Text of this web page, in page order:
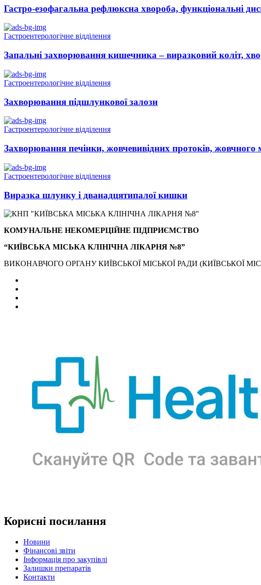
Гастро-езофагальна рефлюксна хвороба, функціональні
Гастроентерологічне відділення
Запальні захворювання кишечника – виразковий коліт,
Гастроентерологічне відділення
Захворювання підшлункової залози
Гастроентерологічне відділення
Захворювання печінки, жовчевивідних протоків, жовчного
Гастроентерологічне відділення
Виразка шлунку і дванадцятипалої кишки
КОМУНАЛЬНЕ НЕКОМЕРЦІЙНЕ ПІДПРИЄМСТВО
“КИЇВСЬКА МІСЬКА КЛІНІЧНА ЛІКАРНЯ №8”
ВИКОНАВЧОГО ОРГАНУ КИЇВСЬКОЇ МІСЬКОЇ РАДИ (КИЇВСЬКОЇ
Корисні посилання
Новини
Фінансові звіти
Інформація про закупівлі
Залишки препаратів
Контакти